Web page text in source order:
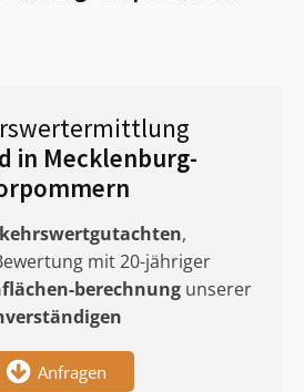
in Mecklenburg-
,
mit 20-jähriger
berechnung unserer
Anfragen